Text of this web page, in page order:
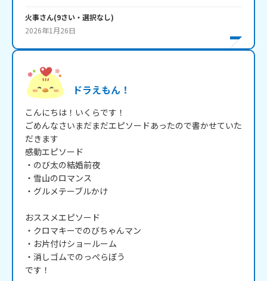
火事さん(9さい・ 選択なし)
2026年1月26日
ドラえもん！
こんにちは！いくらです！
ごめんなさいまだまだエピソードあったので書かせていた
だきます
感動エピソード
・のび太の結婚前夜
・雪山のロマンス
・グルメテーブルかけ
おススメエピソード
・クロマキーでのびちゃんマン
・お片付けショールーム
・消しゴムでのっぺらぼう